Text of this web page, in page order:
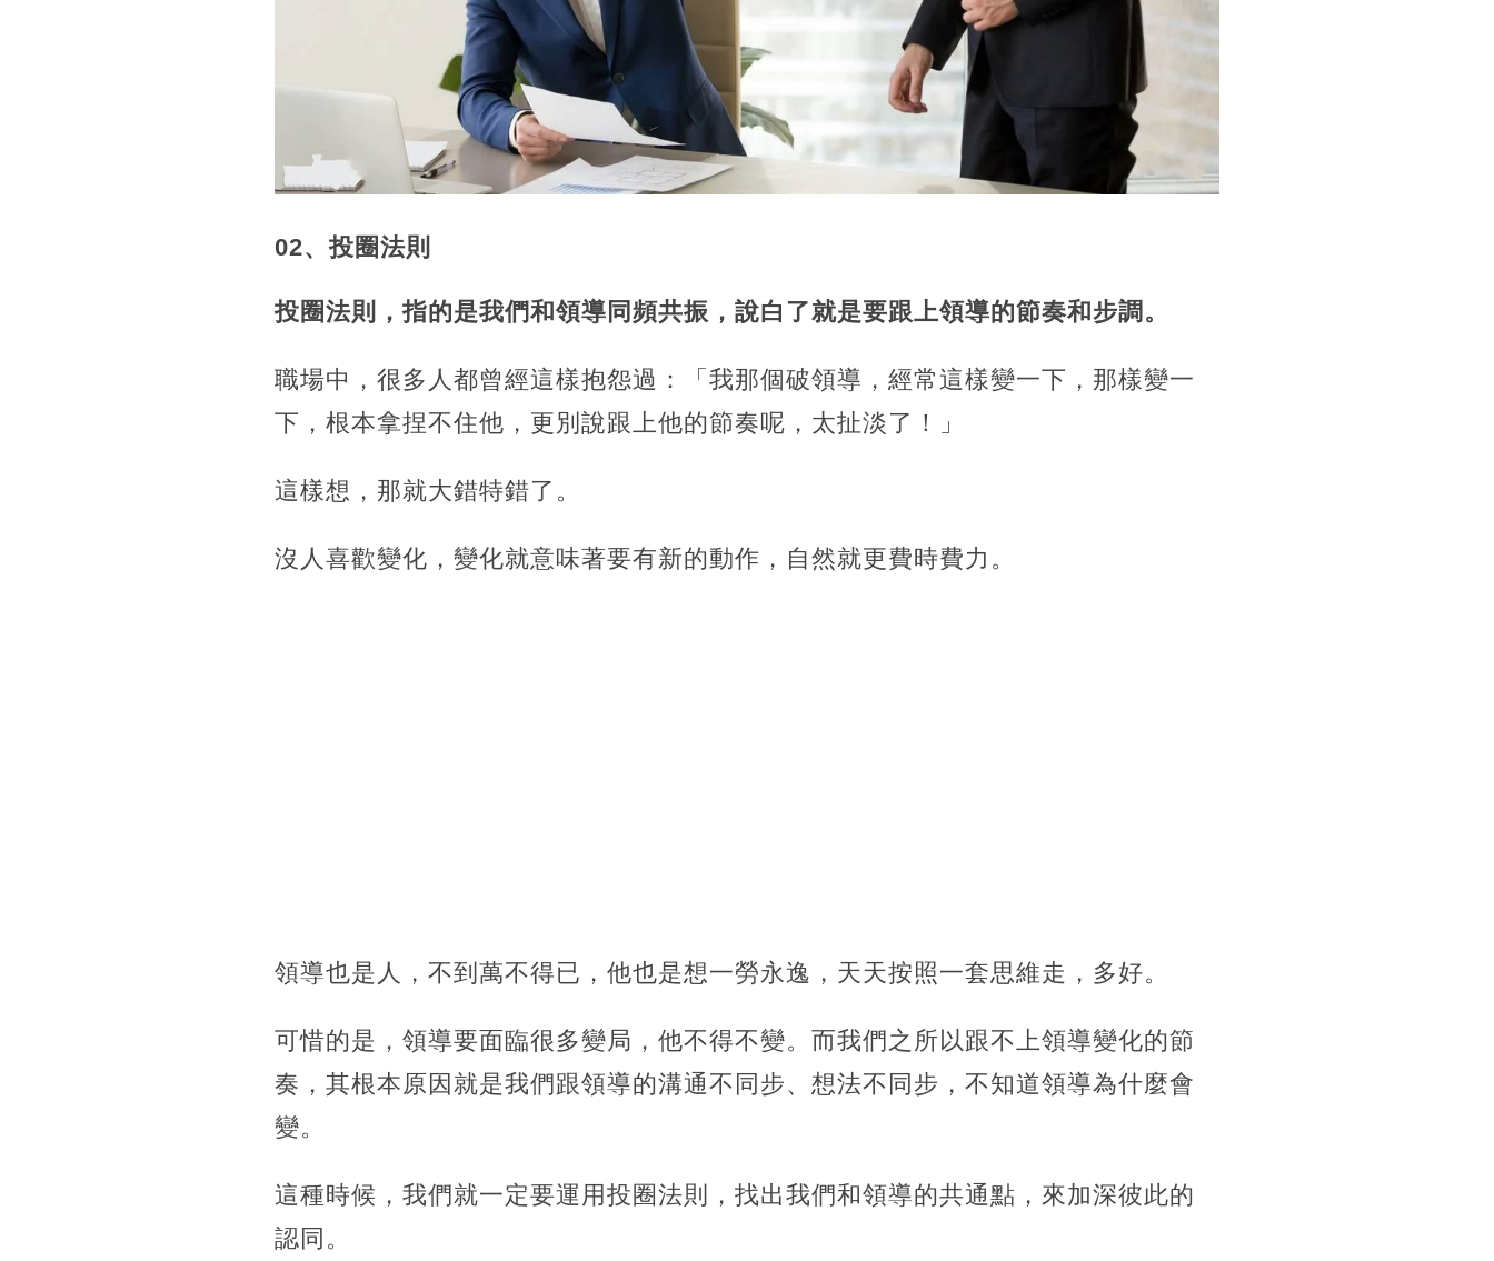
02、投圈法則
投圈法則，指的是我們和領導同頻共振，說白了就是要跟上領導的節奏和步調。
職場中，很多人都曾經這樣抱怨過：「我那個破領導，經常這樣變一下，那樣變一
下，根本拿捏不住他，更別說跟上他的節奏呢，太扯淡了！」
這樣想，那就大錯特錯了。
沒人喜歡變化，變化就意味著要有新的動作，自然就更費時費力。
領導也是人，不到萬不得已，他也是想一勞永逸，天天按照一套思維走，多好。
可惜的是，領導要面臨很多變局，他不得不變。而我們之所以跟不上領導變化的節
奏，其根本原因就是我們跟領導的溝通不同步、想法不同步，不知道領導為什麼會
變。
這種時候，我們就一定要運用投圈法則，找出我們和領導的共通點，來加深彼此的
認同。